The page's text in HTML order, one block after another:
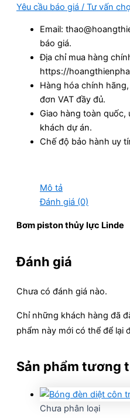
Yêu cầu báo giá / Tư vấn
Email:
báo giá.
Địa chỉ mua hàng
https://
Hàng hóa chính
đơn VAT đầy đủ.
Giao hàng toàn quốc,
khách dự án.
Chế độ bảo hành uy
Mô tả
Đánh giá (0)
Bơm piston thủy lực Linde
Đánh giá
Chưa có đánh giá nào.
Chỉ những khách hàng đã
phẩm này mới có thể để lại
Sản phẩm tương
Chưa phân loại